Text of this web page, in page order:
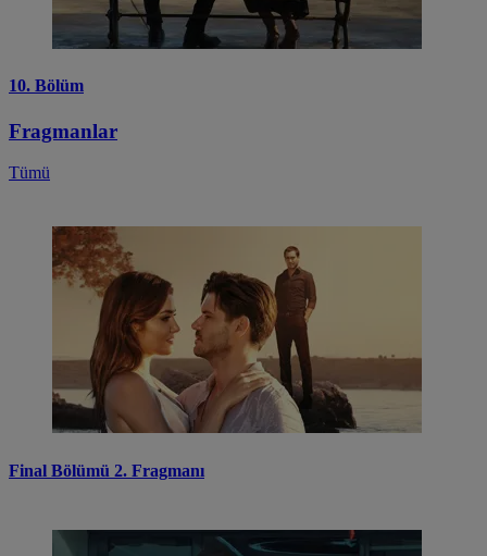
10. Bölüm
Fragmanlar
Tümü
Final Bölümü 2. Fragmanı